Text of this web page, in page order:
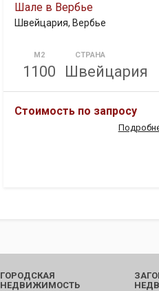
Шале в Вербье
Швейцария, Вербье
М2
1100
СТРАНА
Швейцария
Стоимость по запросу
ГОРОДСКАЯ
НЕДВИЖИМОСТЬ